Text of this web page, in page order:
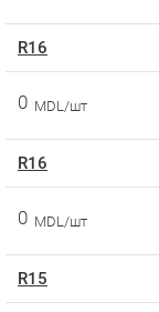
R16
0 MDL/шт
R16
0 MDL/шт
R15